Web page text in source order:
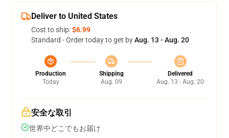
Deliver to United States
Cost to ship:$6.99
Standard - Order today to get byAug. 13 - Aug. 20
Production
Today
Shipping
Aug. 09
Delivered
Aug. 13 - Aug. 20
安全な取引
世界中どこでもお届け